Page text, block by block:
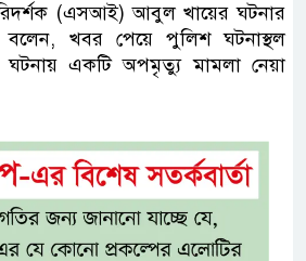
(এসআই) আবুল খায়ের ঘটনার
বলেন, খবর পেয়ে পুলিশ ঘটনাস্থল
ঘটনায় একটি অপমৃত্যু মামলা নেয়া